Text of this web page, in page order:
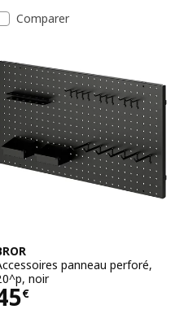
Comparer
panneau perforé,
noir
€ 45€